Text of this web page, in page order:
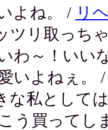
よね。 / リ
ツリ取っち
わ～！いい
いよねぇ。
な私として
う買ってし